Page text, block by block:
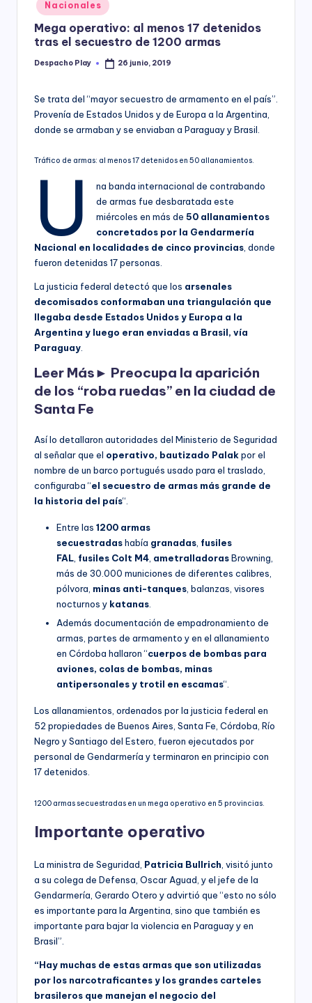
y
in
Nacionales
Mega operativo: al menos 17 detenidos
tras el secuestro de 1200 armas
Posted
Despacho Play 26 junio, 2019
Se trata del “mayor secuestro de armamento en el país”.
Provenía de Estados Unidos y de Europa a la Argentina,
donde se armaban y se enviaban a Paraguay y Brasil.
Tráfico de armas: al menos 17 detenidos en 50 allanamientos.
U
na banda internacional de contrabando
de armas fue desbaratada este
miércoles en más de 50 allanamientos
concretados por la Gendarmería
Nacional en localidades de cinco provincias, donde
fueron detenidas 17 personas.
La justicia federal detectó que los arsenales
decomisados conformaban una triangulación que
llegaba desde Estados Unidos y Europa a la
Argentina y luego eran enviadas a Brasil, vía
Paraguay.
Leer Más► Preocupa la aparición
de los “roba ruedas” en la ciudad de
Santa Fe
Así lo detallaron autoridades del Ministerio de Seguridad
al señalar que el operativo, bautizado Palakpor el
nombre de un barco portugués usado para el traslado,
configuraba “el secuestro de armas más grande de
la historia del país“.
Entre las 1200 armas
secuestradashabía granadas, fusiles
FAL, fusiles Colt M4, ametralladorasBrowning,
más de 30.000 municiones de diferentes calibres,
pólvora, minas anti-tanques, balanzas, visores
nocturnos y katanas.
Además documentación de empadronamiento de
armas, partes de armamento y en el allanamiento
en Córdoba hallaron “cuerpos de bombas para
aviones, colas de bombas, minas
antipersonales y trotil en escamas“.
Los allanamientos, ordenados por la justicia federal en
52 propiedades de Buenos Aires, Santa Fe, Córdoba, Río
Negro y Santiago del Estero, fueron ejecutados por
personal de Gendarmería y terminaron en principio con
17 detenidos.
1200 armas secuestradas en un mega operativo en 5 provincias.
Importante operativo
La ministra de Seguridad, Patricia Bullrich , visitó junto
a su colega de Defensa, Oscar Aguad, y el jefe de la
Gendarmería, Gerardo Otero y advirtió que “esto no sólo
es importante para la Argentina, sino que también es
importante para bajar la violencia en Paraguay y en
Brasil”.
“Hay muchas de estas armas que son utilizadas
por los narcotraficantes y los grandes carteles
brasileros que manejan el negocio del